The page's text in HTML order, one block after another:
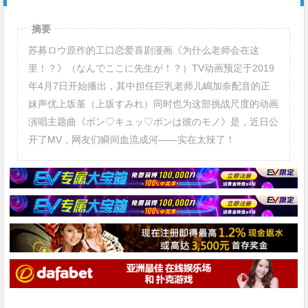
摘要
苏募ロウ原作的工口恋爱喜剧漫画《为什么老师会在这
里！？》（なんでここに先生が！？）TV动画预定于2019
年4月7日开始播出，其中担任巨乳老师儿嶋加奈配音的正
妹声优上坂堇（上坂すみれ）同时也为这部挑战尺度的动画
演唱主题曲《ボン♡キュッ♡ボンは彼のモノ》是，近日公
开了MV，网友们瞬间血流成河——实在太辣了！